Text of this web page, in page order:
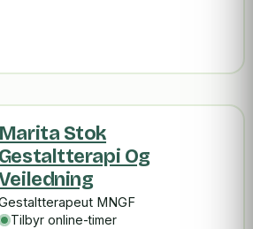
Marita Stok
Gestaltterapi Og
MNGF
Tilbyr online-timer